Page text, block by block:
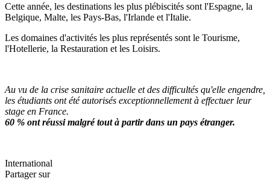
Cette année, les destinations les plus plébiscités sont l'Espagne, la
Belgique, Malte, les Pays-Bas, l'Irlande et l'Italie.
Les domaines d'activités les plus représentés sont le Tourisme,
l'Hotellerie, la Restauration et les Loisirs.
Au vu de la crise sanitaire actuelle et des difficultés qu'elle engendre,
les étudiants ont été autorisés exceptionnellement à effectuer leur
stage en France.
60 % ont réussi malgré tout à partir dans un pays étranger.
International
Partager sur